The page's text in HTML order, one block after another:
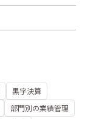
黒字決算
部門別の業績管理